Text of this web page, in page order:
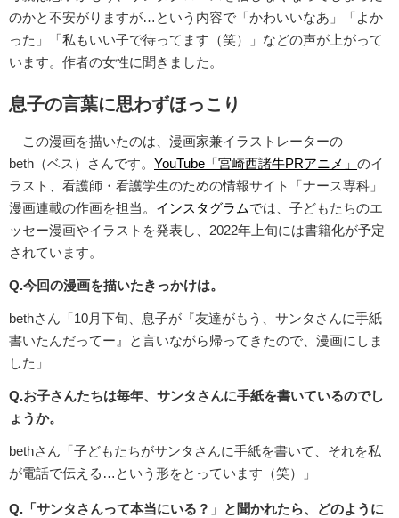
のかと不安がりますが…という内容で「かわいいなあ」「よか
った」「私もいい子で待ってます（笑）」などの声が上がって
います。作者の女性に聞きました。
息子の言葉に思わずほっこり
この漫画を描いたのは、漫画家兼イラストレーターの
beth（ベス）さんです。 YouTube「宮崎西諸牛PRアニメ」 のイ
ラスト、看護師・看護学生のための情報サイト「ナース専科」
漫画連載の作画を担当。 インスタグラムでは、子どもたちのエ
ッセー漫画やイラストを発表し、2022年上旬には書籍化が予定
されています。
Q.今回の漫画を描いたきっかけは。
bethさん「10月下旬、息子が『友達がもう、サンタさんに手紙
書いたんだってー』と言いながら帰ってきたので、漫画にしま
した」
Q.お子さんたちは毎年、サンタさんに手紙を書いているのでし
ょうか。
bethさん「子どもたちがサンタさんに手紙を書いて、それを私
が電話で伝える…という形をとっています（笑）」
Q.「サンタさんって本当にいる？」と聞かれたら、どのように